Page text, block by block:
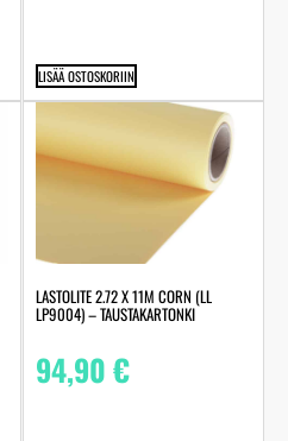
LISÄÄ OSTOSKORIIN
LASTOLITE 2.72 X 11M CORN (LL
LP9004) – TAUSTAKARTONKI
94,90€